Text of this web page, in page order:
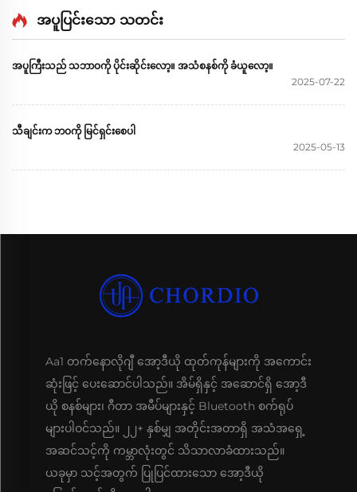
အပူပြင်းသော သတင်း
အပူကြီးသည် သဘာဝကို ပိုင်းဆိုင်းလော့။ အသံစနစ်ကို ခံယူလော့။
2025-07-22
သီချင်းက ဘဝကို မြင်ရှင်းစေပါ
2025-05-13
Aa1 တက်နောလိုဂျီ အော့ဒီယို ထုတ်ကုန်များကို အကောင်း
ဆုံးဖြင့် ပေးဆောင်ပါသည်။ အိမ်ရှိနှင့် အဆောင်ရှိ အော့ဒီ
ယို စနစ်များ၊ ဂီတာ အမီပ်များနှင့် Bluetooth စက်ရုပ်
များပါဝင်သည်။ ၂၂+ နှစ်မျှ အတိုင်းအတာရှိ အသံအရှေ့
အဆင်သင့်ကို ကမ္ဘာလုံးတွင် သိသာလာခံထားသည်။
ယခုမှာ သင့်အတွက် ပြုပြင်ထားသော အော့ဒီယို